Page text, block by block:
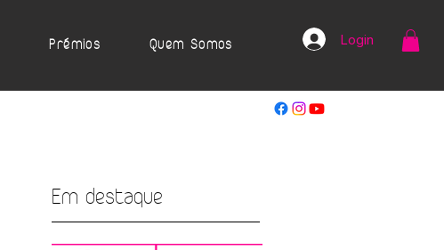
Prémios Quem Somos Login
Em destaque